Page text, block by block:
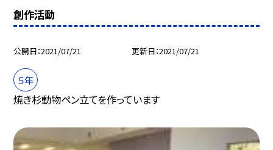
創作活動
公開日 2021/07/21 更新日 2021/07/21
５年
焼き杉動物ペン立てを作っています